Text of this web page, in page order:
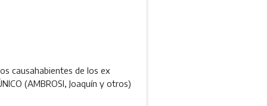
causahabientes de los ex
(AMBROSI, Joaquín y otros)